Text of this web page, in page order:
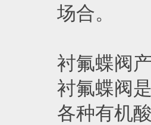
场合。
衬氟蝶阀
衬氟蝶阀
各种有机